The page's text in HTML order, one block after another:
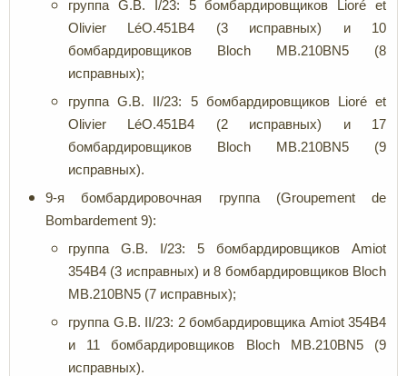
группа G.B. I/23: 5 бомбардировщиков Lioré et
Olivier LéO.451B4 (3 исправных) и 10
бомбардировщиков Bloch MB.210BN5 (8
исправных);
группа G.B. II/23: 5 бомбардировщиков Lioré et
Olivier LéO.451B4 (2 исправных) и 17
бомбардировщиков Bloch MB.210BN5 (9
исправных).
9-я бомбардировочная группа (Groupement de
Bombardement 9):
группа G.B. I/23: 5 бомбардировщиков Amiot
354B4 (3 исправных) и 8 бомбардировщиков Bloch
MB.210BN5 (7 исправных);
группа G.B. II/23: 2 бомбардировщика Amiot 354B4
и 11 бомбардировщиков Bloch MB.210BN5 (9
исправных).